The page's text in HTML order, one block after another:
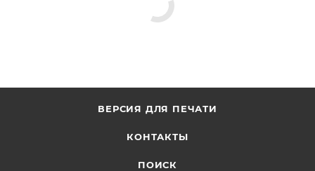
ВЕРСИЯ ДЛЯ ПЕЧАТИ
КОНТАКТЫ
ПОИСК